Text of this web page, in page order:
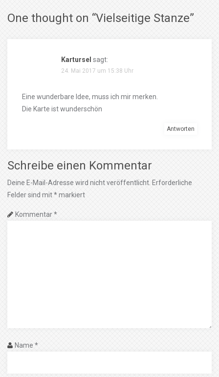
One thought on “Vielseitige Stanze”
Kartursel sagt:
24. Mai 2017 um 15:38 Uhr
Eine wunderbare Idee, muss ich mir merken.
Die Karte ist wunderschön
Antworten
Schreibe einen Kommentar
Deine E-Mail-Adresse wird nicht veröffentlicht. Erforderliche
Felder sind mit*markiert
Kommentar*
Name *